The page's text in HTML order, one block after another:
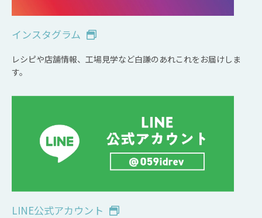
インスタグラム
レシピや店舗情報、工場見学など白謙のあれこれをお届けしま
す。
LINE公式アカウント